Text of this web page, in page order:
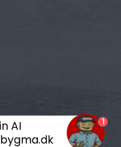
AI
1